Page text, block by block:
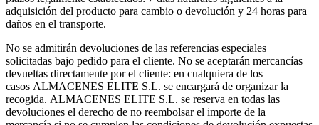
adquisición del producto para cambio o devolución y 24 horas para
daños en el transporte.
No se admitirán devoluciones de las referencias especiales
solicitadas bajo pedido para el cliente. No se aceptarán mercancías
devueltas directamente por el cliente: en cualquiera de los
casos ALMACENES ELITE S.L. se encargará de organizar la
recogida. ALMACENES ELITE S.L. se reserva en todas las
devoluciones el derecho de no reembolsar el importe de la